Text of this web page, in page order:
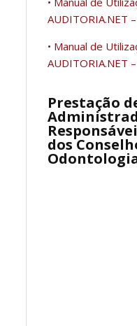
AUDITORIA.NET
• Manual de
AUDITORIA.NET
Prestação
dos